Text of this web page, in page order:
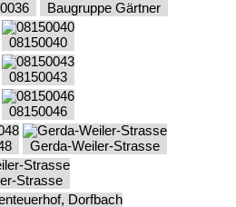
Baugruppe Gärtner
08150040
08150043
08150046
Gerda-Weiler-Strasse
Strasse